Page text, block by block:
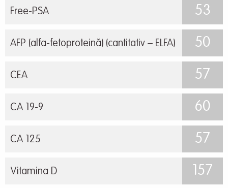
Free-PSA 53
AFP (alfa-fetoproteină) (cantitativ – ELFA) 50
CEA 57
CA 19-9 60
CA 125 57
Vitamina D 157